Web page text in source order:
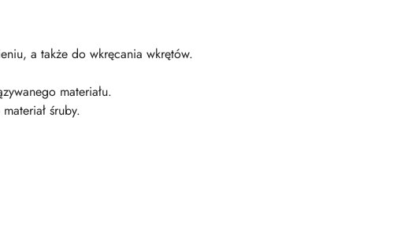
a także do wkręcania wkrętów.
materiału.
śruby.